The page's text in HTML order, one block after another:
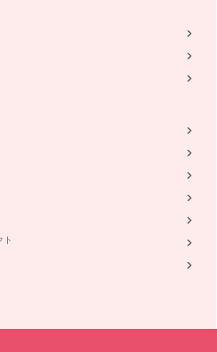
意味する『herba（エルバ）』を語